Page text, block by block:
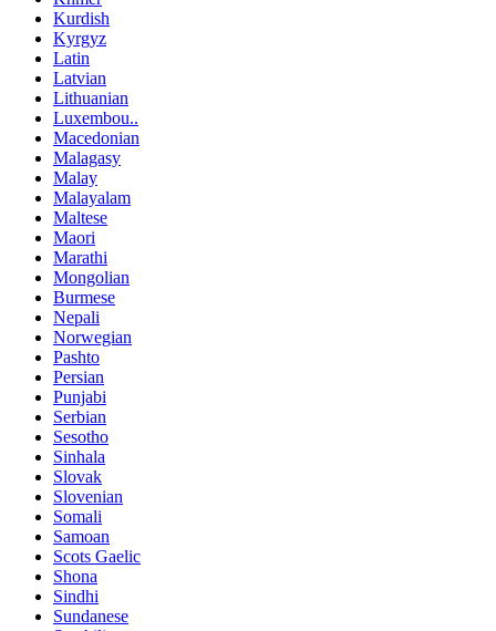
Kurdish
Kyrgyz
Latin
Latvian
Lithuanian
Luxembou..
Macedonian
Malagasy
Malay
Malayalam
Maltese
Maori
Marathi
Mongolian
Burmese
Nepali
Norwegian
Pashto
Persian
Punjabi
Serbian
Sesotho
Sinhala
Slovak
Slovenian
Somali
Samoan
Scots Gaelic
Shona
Sindhi
Sundanese